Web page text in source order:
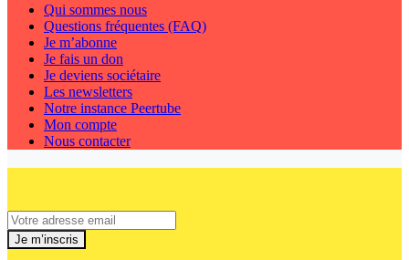
Qui sommes nous
Questions fréquentes (FAQ)
Je m’abonne
Je fais un don
Je deviens sociétaire
Les newsletters
Notre instance Peertube
Mon compte
Nous contacter
Je m’inscris